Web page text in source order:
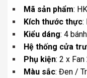
Mã sản phẩm:
Kích thước thực:
Kiểu dáng: 4
Hệ thống cửa
Phụ kiện: 2 x
Màu sắc: Đen /